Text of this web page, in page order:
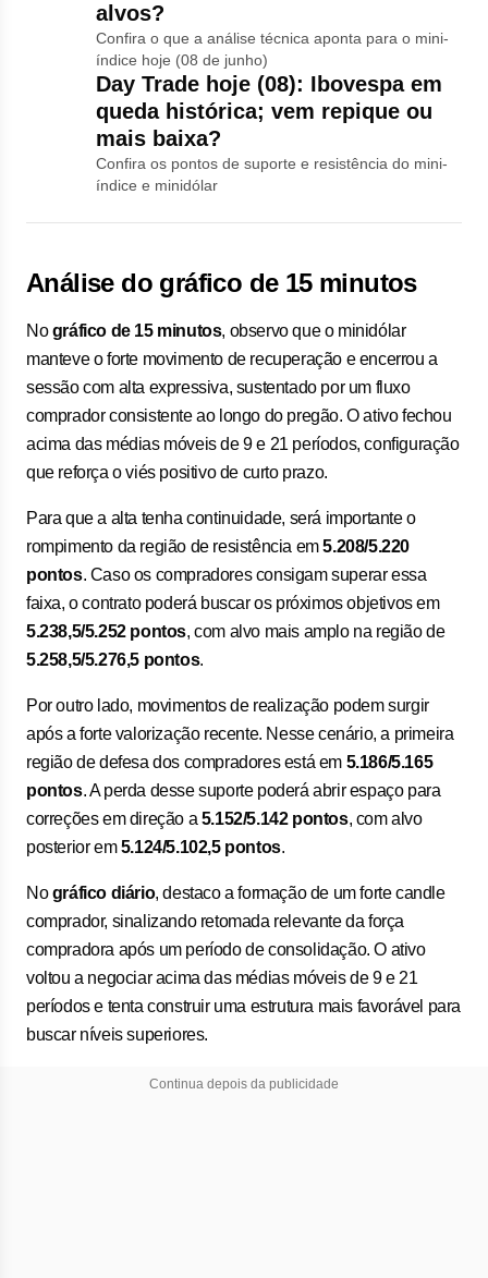
alvos?
Confira o que a análise técnica aponta para o mini-
índice hoje (08 de junho)
Day Trade hoje (08): Ibovespa em
queda histórica; vem repique ou
mais baixa?
Confira os pontos de suporte e resistência do mini-
índice e minidólar
Análise do gráfico de 15 minutos
Nográfico de 15 minutos, observo que o minidólar
manteve o forte movimento de recuperação e encerrou a
sessão com alta expressiva, sustentado por um fluxo
comprador consistente ao longo do pregão. O ativo fechou
acima das médias móveis de 9 e 21 períodos, configuração
que reforça o viés positivo de curto prazo.
Para que a alta tenha continuidade, será importante o
rompimento da região de resistência em5.208/5.220
pontos. Caso os compradores consigam superar essa
faixa, o contrato poderá buscar os próximos objetivos em
5.238,5/5.252 pontos, com alvo mais amplo na região de
5.258,5/5.276,5 pontos.
Por outro lado, movimentos de realização podem surgir
após a forte valorização recente. Nesse cenário, a primeira
região de defesa dos compradores está em 5.186/5.165
pontos. A perda desse suporte poderá abrir espaço para
correções em direção a 5.152/5.142 pontos, com alvo
posterior em5.124/5.102,5 pontos.
Nográfico diário, destaco a formação de um forte candle
comprador, sinalizando retomada relevante da força
compradora após um período de consolidação. O ativo
voltou a negociar acima das médias móveis de 9 e 21
períodos e tenta construir uma estrutura mais favorável para
buscar níveis superiores.
Continua depois da publicidade